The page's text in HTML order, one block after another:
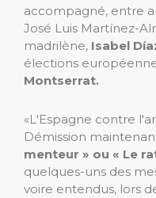
accompagné, entre
José Luis Martínez-
madrilène, Isabel
élections
Montserrat.
«L'Espagne contre
Démission
menteur » ou « Le
quelques-uns des
voire entendus, lors